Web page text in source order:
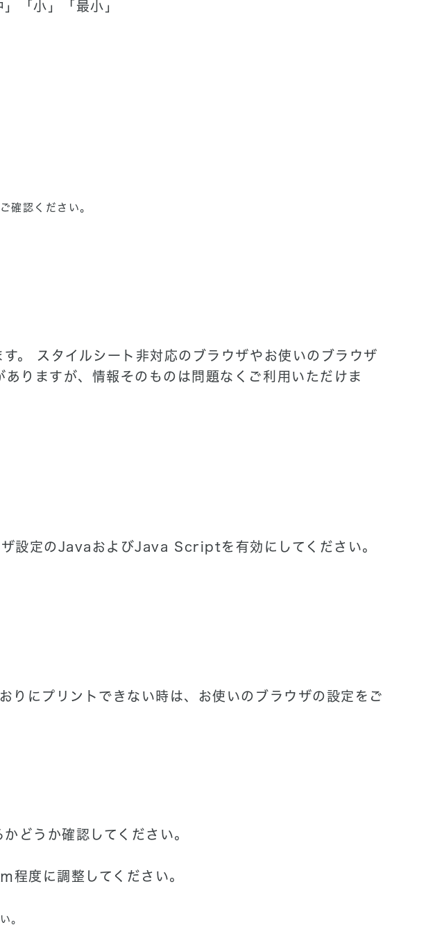
「小」「最小」
確認ください。
。 スタイルシート非対応のブラウザやお使いのブラウザ
りますが、情報そのものは問題なくご利用いただけま
設定のJavaおよびJava Scriptを有効にしてください。
りにプリントできない時は、お使いのブラウザの設定をご
どうか確認してください。
程度に調整してください。
。